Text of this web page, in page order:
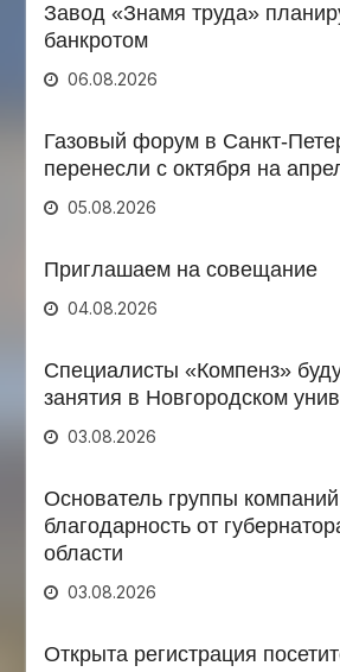
Завод «Знамя труда»
банкротом
06.08.2026
Газовый форум в Санкт-
перенесли с октября на
05.08.2026
Приглашаем на совещание
04.08.2026
Специалисты «Компенз»
занятия в Новгородском
03.08.2026
Основатель группы
благодарность от
области
03.08.2026
Открыта регистрация